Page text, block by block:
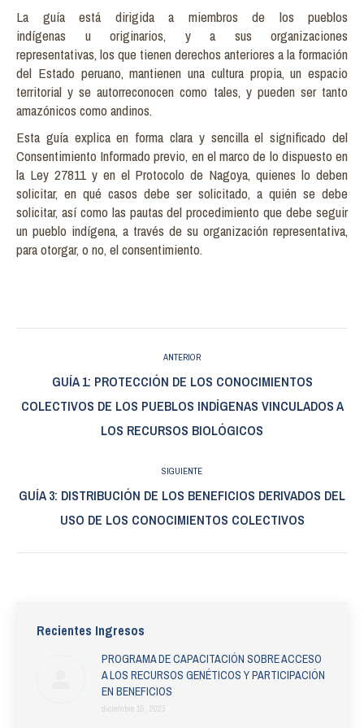
La guía está dirigida a miembros de los pueblos
indígenas u originarios, y a sus organizaciones
representativas, los que tienen derechos anteriores a la formación
del Estado peruano, mantienen una cultura propia, un espacio
territorial y se autorreconocen como tales, y pueden ser tanto
amazónicos como andinos.
Esta guía explica en forma clara y sencilla el significado del
Consentimiento Informado previo, en el marco de lo dispuesto en
la Ley 27811 y en el Protocolo de Nagoya, quienes lo deben
solicitar, en qué casos debe ser solicitado, a quién se debe
solicitar, así como las pautas del procedimiento que debe seguir
un pueblo indígena, a través de su organización representativa,
para otorgar, o no, el consentimiento.
entre
publicaciones
ANTERIOR
Publicación
anterior:
GUÍA 1: PROTECCIÓN DE LOS CONOCIMIENTOS
COLECTIVOS DE LOS PUEBLOS INDÍGENAS VINCULADOS A
LOS RECURSOS BIOLÓGICOS
SIGUIENTE
Publicación
siguiente:
GUÍA 3: DISTRIBUCIÓN DE LOS BENEFICIOS DERIVADOS DEL
USO DE LOS CONOCIMIENTOS COLECTIVOS
Recientes Ingresos
PROGRAMA DE CAPACITACIÓN SOBRE ACCESO
A LOS RECURSOS GENÉTICOS Y PARTICIPACIÓN
EN BENEFICIOS
diciembre 15, 2023